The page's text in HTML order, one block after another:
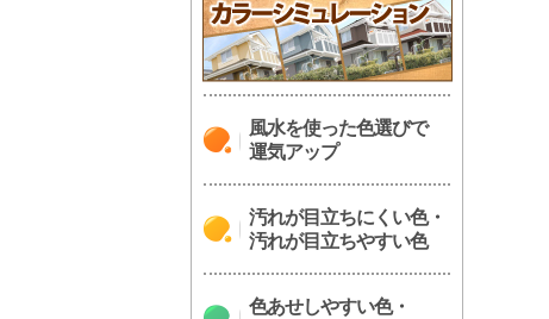
風水を使った色選びで
運気アップ
汚れが目立ちにくい色・
汚れが目立ちやすい色
色あせしやすい色・